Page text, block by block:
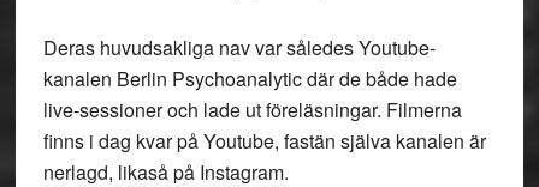
Deras huvudsakliga nav var således Youtube-
kanalen Berlin Psychoanalytic där de både hade
live-sessioner och lade ut föreläsningar. Filmerna
finns i dag kvar på Youtube, fastän själva kanalen är
nerlagd, likaså på Instagram.